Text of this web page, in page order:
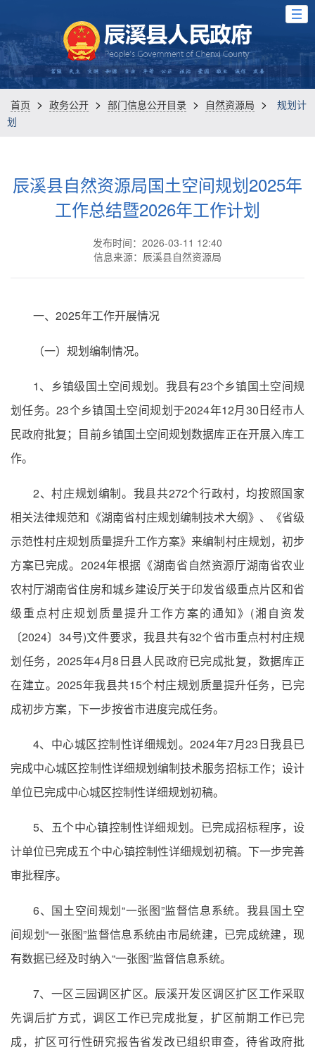
首页 > 政务公开 > 部门信息公开目录 > 自然资源局 >
规划计
划
辰溪县自然资源局国土空间规划2025年
工作总结暨2026年工作计划
发布时间：2026-03-11 12:40
信息来源：辰溪县自然资源局
一、2025年工作开展情况
（一）规划编制情况。
1、乡镇级国土空间规划。我县有23个乡镇国土空间规
划任务。23个乡镇国土空间规划于2024年12月30日经市人
民政府批复；目前乡镇国土空间规划数据库正在开展入库工
作。
2、村庄规划编制。我县共272个行政村，均按照国家
相关法律规范和《湖南省村庄规划编制技术大纲》、《省级
示范性村庄规划质量提升工作方案》来编制村庄规划，初步
方案已完成。2024年根据《湖南省自然资源厅湖南省农业
农村厅湖南省住房和城乡建设厅关于印发省级重点片区和省
级重点村庄规划质量提升工作方案的通知》(湘自资发
〔2024〕34号)文件要求，我县共有32个省市重点村村庄规
划任务，2025年4月8日县人民政府已完成批复，数据库正
在建立。2025年我县共15个村庄规划质量提升任务，已完
成初步方案，下一步按省市进度完成任务。
4、中心城区控制性详细规划。2024年7月23日我县已
完成中心城区控制性详细规划编制技术服务招标工作；设计
单位已完成中心城区控制性详细规划初稿。
5、五个中心镇控制性详细规划。已完成招标程序，设
计单位已完成五个中心镇控制性详细规划初稿。下一步完善
审批程序。
6、国土空间规划“一张图”监督信息系统。我县国土空
间规划“一张图”监督信息系统由市局统建，已完成统建，现
有数据已经及时纳入“一张图”监督信息系统。
7、一区三园调区扩区。辰溪开发区调区扩区工作采取
先调后扩方式，调区工作已完成批复，扩区前期工作已完
成，扩区可行性研究报告省发改已组织审查，待省政府批